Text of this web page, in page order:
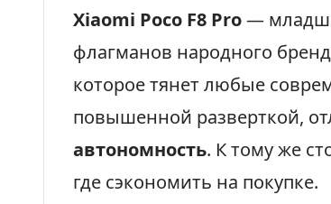
Xiaomi Poco F8 Pro—
флагманов народного
которое тянет любые
повышенной разверткой,
автономность. К тому же
где сэкономить на покупке.